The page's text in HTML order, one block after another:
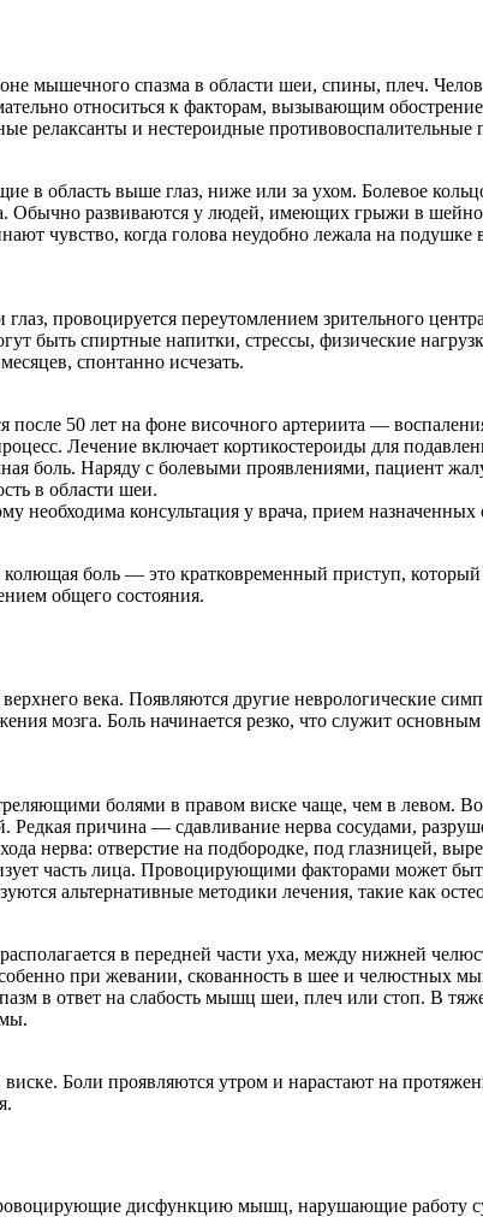
мышечного спазма в области шеи, спины, плеч.
относиться к факторам, вызывающим
релаксанты и нестероидные противовоспалительные
в область выше глаз, ниже или за ухом. Болевое
Обычно развиваются у людей, имеющих грыжи в
чувство, когда голова неудобно лежала на
провоцируется переутомлением зрительного
спиртные напитки, стрессы, физические
спонтанно исчезать.
после 50 лет на фоне височного артериита —
Лечение включает кортикостероиды для
боль. Наряду с болевыми проявлениями, пациент
в области шеи.
необходима консультация у врача, прием
боль — это кратковременный приступ,
общего состояния.
века. Появляются другие неврологические
мозга. Боль начинается резко, что служит
болями в правом виске чаще, чем в левом.
Редкая причина — сдавливание нерва сосудами,
нерва: отверстие на подбородке, под глазницей,
часть лица. Провоцирующими факторами может
альтернативные методики лечения, такие как
в передней части уха, между нижней
при жевании, скованность в шее и челюстных
в ответ на слабость мышц шеи, плеч или стоп. В
Боли проявляются утром и нарастают на
дисфункцию мышц, нарушающие работу